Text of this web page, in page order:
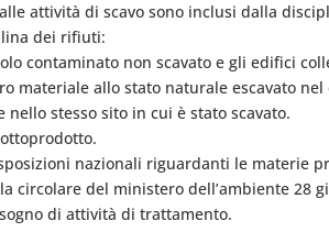
attività di scavo sono inclusi dalla
dei rifiuti:
contaminato non scavato e gli edifici
materiale allo stato naturale escavato
stesso sito in cui è stato scavato.
nazionali riguardanti le materie
circolare del ministero dell’ambiente 28
di attività di trattamento.